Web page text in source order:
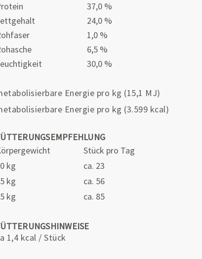
37,0 %
24,0 %
1,0 %
6,5 %
30,0 %
Energie pro kg (15,1 MJ)
Energie pro kg (3.599 kcal)
Stück pro Tag
kg
ca. 23
kg
ca. 56
kg
ca. 85
1,4 kcal / Stück